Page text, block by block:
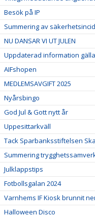
Besök på IP
Summering av
NU DANSAR VI UT JULEN
Uppdaterad information
AIFshopen
MEDLEMSAVGIFT 2025
Nyårsbingo
God Jul & Gott nytt år
Uppesittarkväll
Tack Sparbanksstiftelsen
Summering
Julklappstips
Fotbollsgalan 2024
Varnhems IF Kiosk brunnit
Halloween Disco